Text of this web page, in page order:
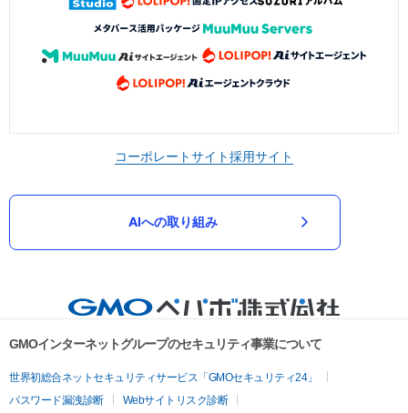
コーポレートサイト採用サイト
AIへの取り組み
GMOインターネットグループのセキュリティ事業について
世界初総合ネットセキュリティサービス「GMOセキュリティ24」
パスワード漏洩診断
Webサイトリスク診断